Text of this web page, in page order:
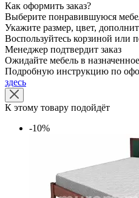
Как оформить заказ?
Выберите понравившуюся
Укажите размер, цвет,
Воспользуйтесь корзиной или
Менеджер подтвердит заказ
Ожидайте мебель в
Подробную инструкцию по
здесь
К этому товару подойдёт
-10%